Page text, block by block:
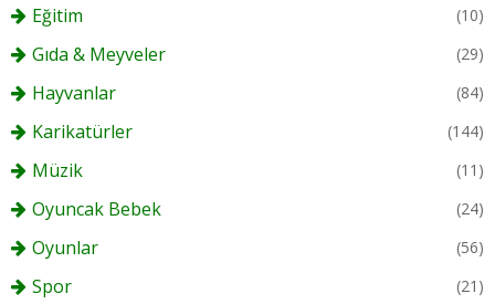
Eğitim (10)
Gıda & Meyveler (29)
Hayvanlar (84)
Karikatürler (144)
Müzik (11)
Oyuncak Bebek (24)
Oyunlar (56)
Spor (21)